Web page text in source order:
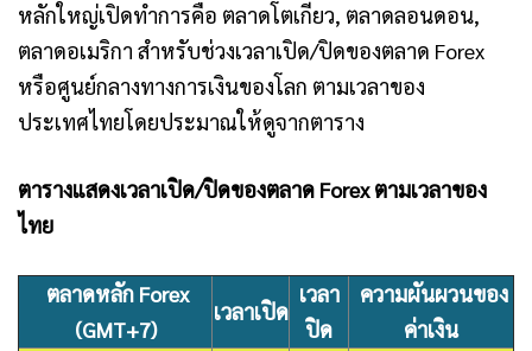
หลักใหญ่เปิดทำการคือ ตลาดโตเกียว, ตลาดลอนดอน,
ตลาดอเมริกา สำหรับช่วงเวลาเปิด/ปิดของตลาด Forex
หรือศูนย์กลางทางการเงินของโลก ตามเวลาของ
ประเทศไทยโดยประมาณให้ดูจากตาราง
ตารางแสดงเวลาเปิด/ปิดของตลาด Forex ตามเวลาของ
ไทย
ตลาดหลัก Forex
(GMT+7)
เวลาเปิด
เวลา
ปิด
ความผันผวนของ
ค่าเงิน